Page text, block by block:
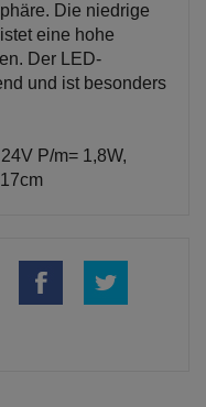
Die niedrige
eine hohe
Der LED-
und ist besonders
P/m= 1,8W,